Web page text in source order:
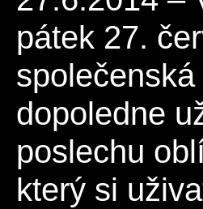
pátek 27.
dopoledne
poslechu
který si